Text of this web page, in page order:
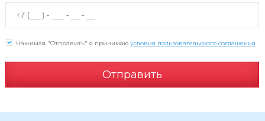
Отправить
Нажимая "Отправить" я принимаю условия пользовательского соглашения